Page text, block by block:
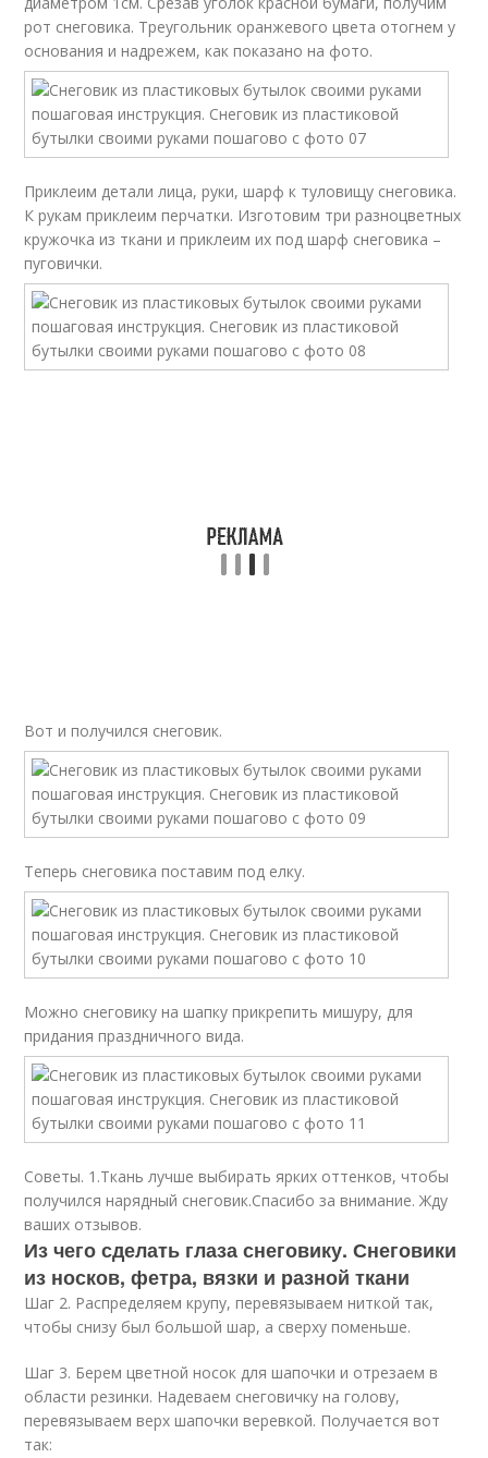
рот снеговика. Треугольник оранжевого цвета отогнем у
основания и надрежем, как показано на фото.
Приклеим детали лица, руки, шарф к туловищу снеговика.
К рукам приклеим перчатки. Изготовим три разноцветных
кружочка из ткани и приклеим их под шарф снеговика –
пуговички.
Вот и получился снеговик.
Теперь снеговика поставим под елку.
Можно снеговику на шапку прикрепить мишуру, для
придания праздничного вида.
Советы. 1.Ткань лучше выбирать ярких оттенков, чтобы
получился нарядный снеговик.Спасибо за внимание. Жду
ваших отзывов.
Из чего сделать глаза снеговику. Снеговики
из носков, фетра, вязки и разной ткани
Шаг 2. Распределяем крупу, перевязываем ниткой так,
чтобы снизу был большой шар, а сверху поменьше.
Шаг 3. Берем цветной носок для шапочки и отрезаем в
области резинки. Надеваем снеговичку на голову,
перевязываем верх шапочки веревкой. Получается вот
так: